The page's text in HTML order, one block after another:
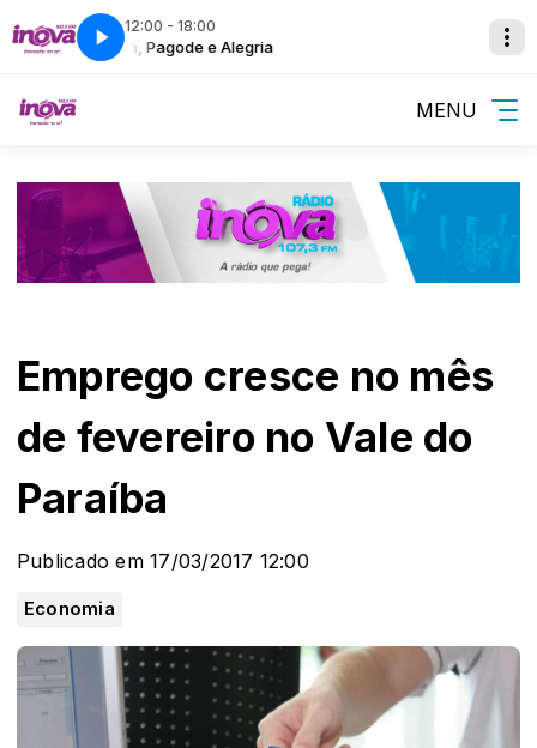
12:00 - 18:00
Samba, Pagode e Alegria Samba,
MENU
Emprego cresce no mês
de fevereiro no Vale do
Paraíba
Publicado em 17/03/2017 12:00
Economia